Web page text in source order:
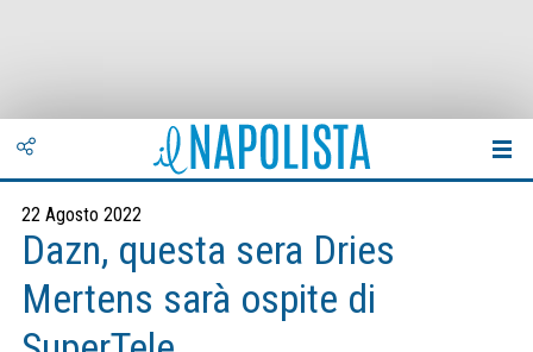
22 Agosto 2022
Dazn, questa sera Dries
Mertens sarà ospite di